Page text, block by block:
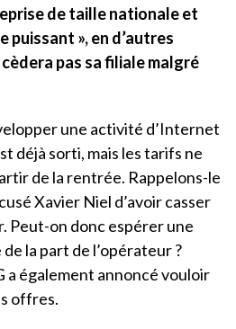
de taille nationale et
puissant », en d’autres
pas sa filiale malgré
une activité d’Internet
déjà sorti, mais les tarifs ne
de la rentrée. Rappelons-le
Xavier Niel d’avoir casser
Peut-on donc espérer une
la part de l’opérateur ?
a également annoncé vouloir
offres.